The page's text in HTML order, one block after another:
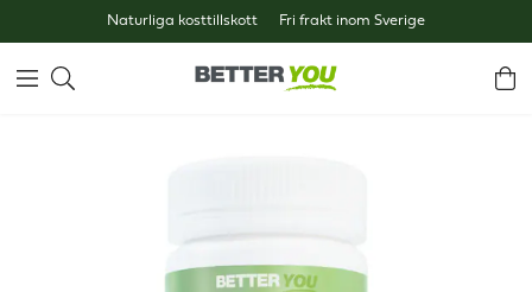
Naturliga kosttillskott Fri frakt inom Sverige